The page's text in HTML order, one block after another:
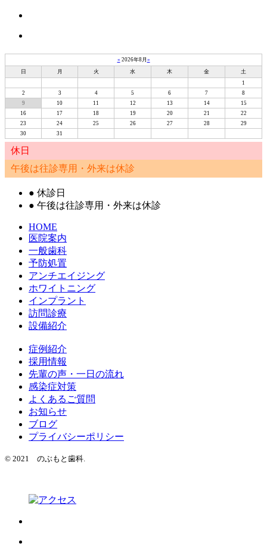
« 2026年8月 »
日
月 火 水 木 金
土
1
2
3 4 5 6 7
8
9
10 11 12 13 14
15
16
17 18 19 20 21
22
23
24 25 26 27 28
29
30
31
休日
午後は往診専用・外来は休診
● 休診日
● 午後は往診専用・外来は休診
HOME
医院案内
一般歯科
予防処置
アンチエイジング
ホワイトニング
インプラント
訪問診療
設備紹介
症例紹介
採用情報
先輩の声・一日の流れ
感染症対策
よくあるご質問
お知らせ
ブログ
プライバシーポリシー
© 2021 のぶもと歯科.